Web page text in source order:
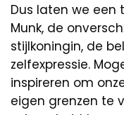
Dus laten we een
Munk, de
stijlkoningin, de
zelfexpressie.
inspireren om
eigen grenzen te